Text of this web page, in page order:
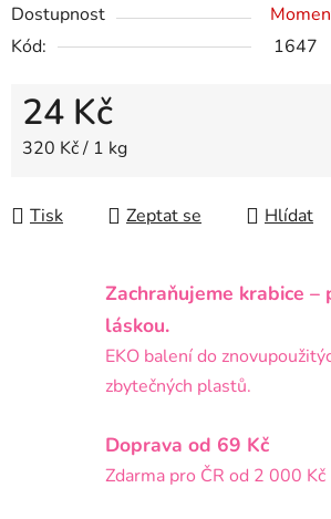
Dostupnost
Kód:
1647
24 Kč
Měrná cena:
320 Kč / 1 kg
Tisk Zeptat se Hlídat
Zachraňujeme krabice –
láskou.
EKO balení do
zbytečných plastů.
Doprava od 69 Kč
Zdarma pro ČR od 2 000 Kč